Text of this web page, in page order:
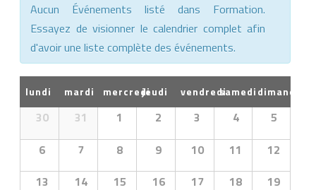
a
t
i
o
n
l
Aucun Événements listé dans Formation.
Essayez de visionner le calendrier complet afin
d'avoir une liste complète des événements.
lundi mardi mercredijeudi vendredisamedidimanche
30 31 1 2 3 4
5
6
7 8 9 10 11
12
13
14 15 16 17 18
19